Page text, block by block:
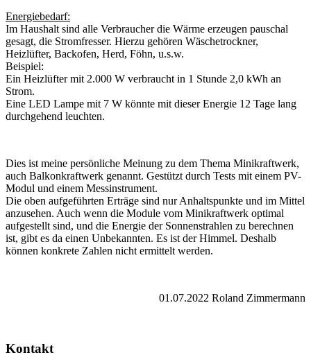
Energiebedarf:
Im Haushalt sind alle Verbraucher die Wärme erzeugen pauschal
gesagt, die Stromfresser. Hierzu gehören Wäschetrockner,
Heizlüfter, Backofen, Herd, Föhn, u.s.w.
Beispiel:
Ein Heizlüfter mit 2.000 W verbraucht in 1 Stunde 2,0 kWh an
Strom.
Eine LED Lampe mit 7 W könnte mit dieser Energie 12 Tage lang
durchgehend leuchten.
Dies ist meine persönliche Meinung zu dem Thema Minikraftwerk,
auch Balkonkraftwerk genannt. Gestützt durch Tests mit einem PV-
Modul und einem Messinstrument.
Die oben aufgeführten Erträge sind nur Anhaltspunkte und im Mittel
anzusehen. Auch wenn die Module vom Minikraftwerk optimal
aufgestellt sind, und die Energie der Sonnenstrahlen zu berechnen
ist, gibt es da einen Unbekannten. Es ist der Himmel. Deshalb
können konkrete Zahlen nicht ermittelt werden.
01.07.2022 Roland Zimmermann
Kontakt